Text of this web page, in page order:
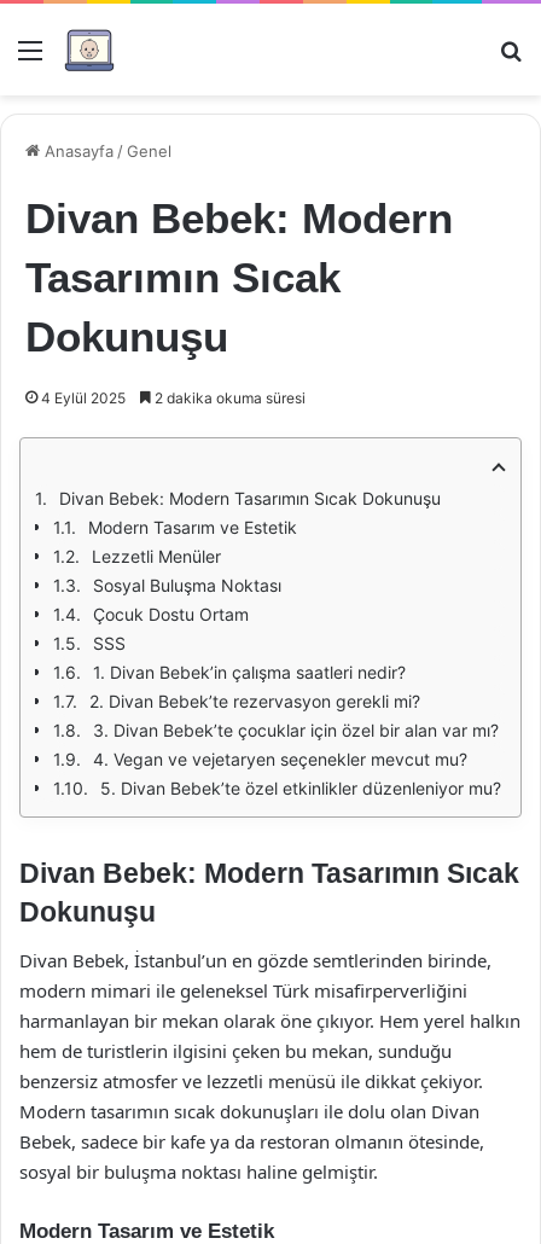
Menü
Anasayfa /Genel
Divan Bebek: Modern
Tasarımın Sıcak
Dokunuşu
4 Eylül 2025 2 dakika okuma süresi
Divan Bebek: Modern Tasarımın Sıcak Dokunuşu
Modern Tasarım ve Estetik
Lezzetli Menüler
Sosyal Buluşma Noktası
Çocuk Dostu Ortam
SSS
1. Divan Bebek’in çalışma saatleri nedir?
2. Divan Bebek’te rezervasyon gerekli mi?
3. Divan Bebek’te çocuklar için özel bir alan var mı?
4. Vegan ve vejetaryen seçenekler mevcut mu?
5. Divan Bebek’te özel etkinlikler düzenleniyor mu?
Divan Bebek: Modern Tasarımın Sıcak
Dokunuşu
Divan Bebek, İstanbul’un en gözde semtlerinden birinde,
modern mimari ile geleneksel Türk misafirperverliğini
harmanlayan bir mekan olarak öne çıkıyor. Hem yerel halkın
hem de turistlerin ilgisini çeken bu mekan, sunduğu
benzersiz atmosfer ve lezzetli menüsü ile dikkat çekiyor.
Modern tasarımın sıcak dokunuşları ile dolu olan Divan
Bebek, sadece bir kafe ya da restoran olmanın ötesinde,
sosyal bir buluşma noktası haline gelmiştir.
Modern Tasarım ve Estetik